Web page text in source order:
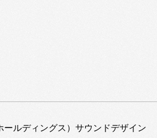
ルディングス）サウンドデザイン